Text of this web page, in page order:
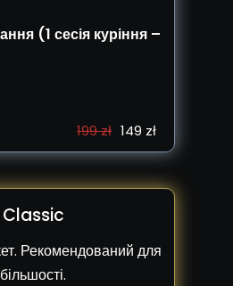
(1 сесія куріння –
199 zł 149 zł
Classic
Рекомендований для
більшості.